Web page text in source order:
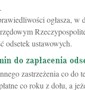
ogłasza, w
odsetek ustawowych.
do zapłacenia
zastrzeżenia co do
co roku z dołu, a